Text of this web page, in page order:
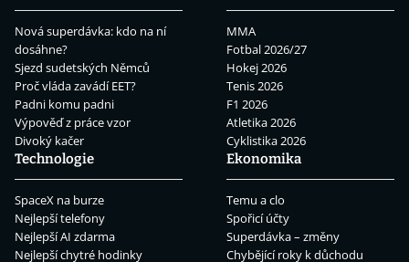
Nová superdávka: kdo na ní
dosáhne?
Sjezd sudetských Němců
Proč vláda zavádí EET?
Padni komu padni
Výpověď z práce vzor
Divoký kačer
MMA
Fotbal 2026/27
Hokej 2026
Tenis 2026
F1 2026
Atletika 2026
Cyklistika 2026
Technologie
SpaceX na burze
Nejlepší telefony
Nejlepší AI zdarma
Nejlepší chytré hodinky
Ekonomika
Temu a clo
Spořicí účty
Superdávka – změny
Chybějící roky k důchodu